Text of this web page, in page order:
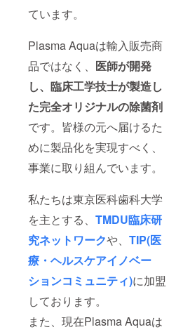
ています。
Plasma Aquaは輸入販売商
品ではなく、 医師が開発
し、臨床工学技士が製造し
た完全オリジナルの除菌剤
です。皆様の元へ届けるた
めに製品化を実現すべく、
事業に取り組んでいます。
私たちは東京医科歯科大学
を主とする、 TMDU臨床研
究ネットワークや、 TIP(医
療・ヘルスケアイノベー
ションコミュニティ)に加盟
しております。
また、現在Plasma Aquaは